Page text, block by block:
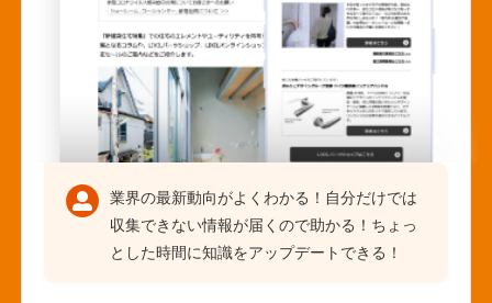
業界の最新動向がよくわかる！自分だけでは
収集できない情報が届くので助かる！ちょっ
とした時間に知識をアップデートできる！